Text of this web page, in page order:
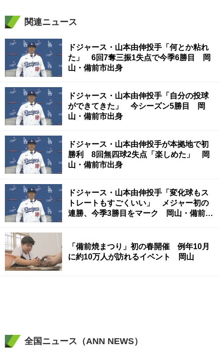
関連ニュース
ドジャース・山本由伸投手「何とか粘れ
た」 6回7奪三振1失点で今季6勝目 岡
山・備前市出身
ドジャース・山本由伸投手「自分の投球
ができてきた」 今シーズン5勝目 岡
山・備前市出身
ドジャース・山本由伸投手が本拠地で初
勝利 8回無四球2失点「楽しめた」 岡
山・備前市出身
ドジャース・山本由伸投手「変化球もス
トレートもすごくいい」 メジャー初の
連勝、今季3勝目をマーク 岡山・備前市
「備前焼まつり」初の春開催 例年10月
に約10万人が訪れるイベント 岡山
全国ニュース（ANN NEWS）